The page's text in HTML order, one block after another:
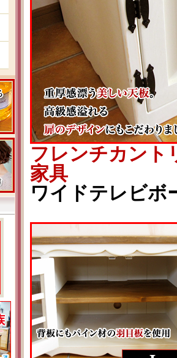
フレンチカント
家具
ワイドテレビ